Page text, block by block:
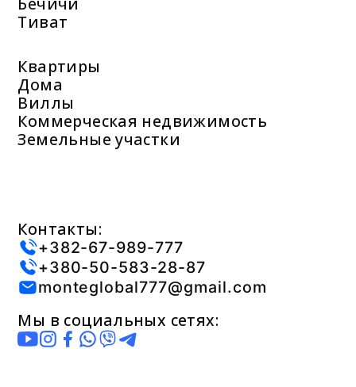
Тиват
Квартиры
Дома
Виллы
Коммерческая недвижимость
Земельные участки
Контакты:
+382-67-989-777
+380-50-583-28-87
monteglobal777@gmail.com
Мы в социальных сетях: